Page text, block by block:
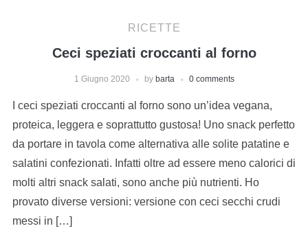
RICETTE
Ceci speziati croccanti al forno
1 Giugno 2020 by barta 0 comments
I ceci speziati croccanti al forno sono un’idea vegana,
proteica, leggera e soprattutto gustosa! Uno snack perfetto
da portare in tavola come alternativa alle solite patatine e
salatini confezionati. Infatti oltre ad essere meno calorici di
molti altri snack salati, sono anche più nutrienti. Ho
provato diverse versioni: versione con ceci secchi crudi
messi in […]